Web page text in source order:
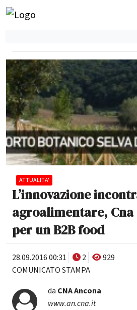
ATTUALITA'
L’innovazione
agroalimentare, Cna
per un B2B food
28.09.2016 00:31 2
929
COMUNICATO STAMPA
da CNA Ancona
www.an.cna.it